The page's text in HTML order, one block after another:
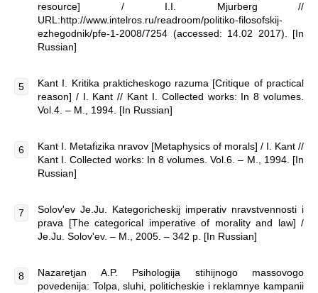
resource] / I.I. Mjurberg //
URL:http://www.intelros.ru/readroom/politiko-filosofskij-
ezhegodnik/pfe-1-2008/7254 (accessed: 14.02 2017). [In
Russian]
Kant I. Kritika prakticheskogo razuma [Critique of practical
reason] / I. Kant // Kant I. Collected works: In 8 volumes.
Vol.4. – M., 1994. [In Russian]
Kant I. Metafizika nravov [Metaphysics of morals] / I. Kant //
Kant I. Collected works: In 8 volumes. Vol.6. – M., 1994. [In
Russian]
Solov'ev Je.Ju. Kategoricheskij imperativ nravstvennosti i
prava [The categorical imperative of morality and law] /
Je.Ju. Solov'ev. – M., 2005. – 342 p. [In Russian]
Nazaretjan A.P. Psihologija stihijnogo massovogo
povedenija: Tolpa, sluhi, politicheskie i reklamnye kampanii